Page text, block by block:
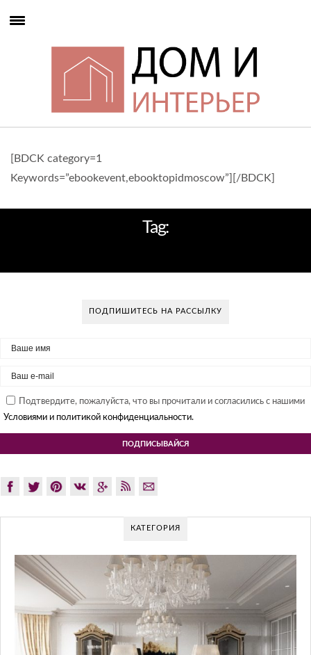
[BDCK category=1
Keywords=”ebookevent,ebooktopidmoscow”][/BDCK]
Tag:
ПОДПИШИТЕСЬ НА РАССЫЛКУ
Подтвердите, пожалуйста, что вы прочитали и согласились с нашими
Условиями и политикой конфиденциальности.
КАТЕГОРИЯ